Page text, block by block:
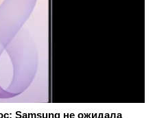
Samsung не ожидала